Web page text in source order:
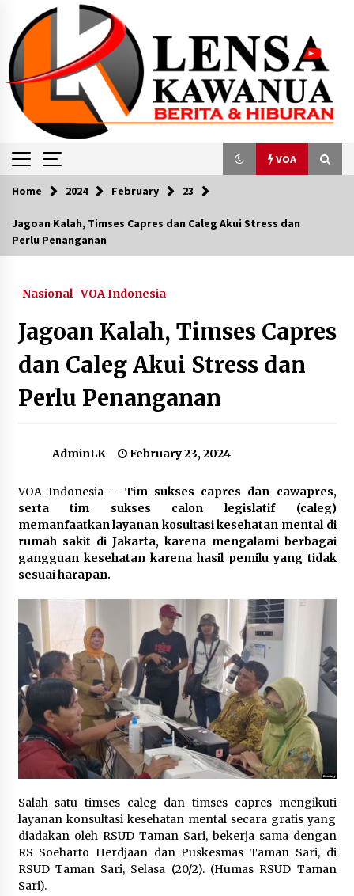
content
VOA
VOA
Ledakan di Pabrik Nikel, China Perintahkan
Kedutaan di Jakarta untuk Pantau Situasi
December 28, 2023
Pengakuan Mantan Pentolan Geng Sekolah:
Dari Tawuran, Klitih, hingga Menculik Demi
May 29, 2024
Perempuan Indonesia Sampaikan Solidaritas
untuk Perempuan Palestina
Jokowi: LRT Jabodebek Beroperasi Penuh 26
August 12, 2023
Polisi Arak Tersangka yang Dituduh
Selundupkan Rohingya ke Aceh
December 28, 2023
Jual Sabu-Sabu di Bali, Warga Australia
Terancam 20 Tahun Penjara
Angka Pernikahan di Indonesia Terus Turun,
Tanggapan Pakar dan Generasi Muda
April 7, 2024
Home 2024 February 23
Jagoan Kalah, Timses Capres dan Caleg Akui Stress dan
Perlu Penanganan
Nasional VOA Indonesia
Jagoan Kalah, Timses Capres
dan Caleg Akui Stress dan
Perlu Penanganan
AdminLK February 23, 2024
VOA Indonesia – Tim sukses capres dan cawapres,
serta tim sukses calon legislatif (caleg)
memanfaatkan layanan kosultasi kesehatan mental di
rumah sakit di Jakarta, karena mengalami berbagai
gangguan kesehatan karena hasil pemilu yang tidak
sesuai harapan.
Salah satu timses caleg dan timses capres mengikuti
layanan konsultasi kesehatan mental secara gratis yang
diadakan oleh RSUD Taman Sari, bekerja sama dengan
RS Soeharto Herdjaan dan Puskesmas Taman Sari, di
RSUD Taman Sari, Selasa (20/2). (Humas RSUD Taman
Sari).